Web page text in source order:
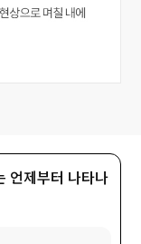
언제부터 나타나